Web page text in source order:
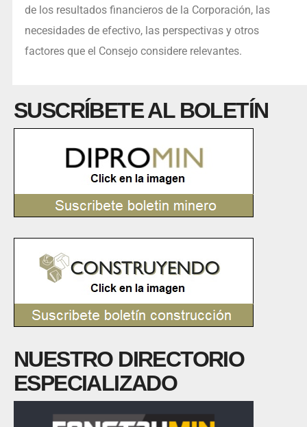
de los resultados financieros de la Corporación, las
necesidades de efectivo, las perspectivas y otros
factores que el Consejo considere relevantes.
SUSCRÍBETE AL BOLETÍN
NUESTRO DIRECTORIO
ESPECIALIZADO